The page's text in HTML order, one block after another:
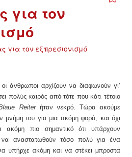
για τον
οι άνθρωποι αρχίζουν να διαφωνούν γι’
πολύς καιρός από τότε που κάτι τέτοιο
Reiterήταν νεκρό. Τώρα ακούμε
του για μια ακόμη φορά, και όχι
ακόμη πιο σημαντικό ότι υπάρχουν
αναστατωθούν τόσο πολύ για ένα
υπήρχε ακόμη και να στέκει μπροστά